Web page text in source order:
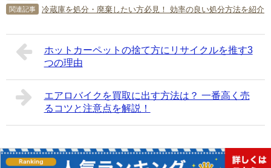
きているかをご紹介していきます。
調理器具の素材が分かれば捨て方も分かってくるでしょ
1-1． 金属
す。
金属は清潔さを保ちやすいですが、さびが出るというデメ
ですから、中古品を嫌う人が多いでしょう。
また、調理器具は安価です。
100円ショップに行けばひと通りそろいます。
また、高価なものであっても「高くて手が出ない」という
ものは、ほんの一部でしょう。
ですから、中古の調理器具はほとんど需要がありません。
例外は、未使用品です。
きな鍋などの調理器具を贈ることも少なくありませんでし
使ったらすぐに洗い、完全に乾かしてからしまいます。
特に、臭いの強いものを使った場合は要注意です。
また、さび防止にサラダ油を少しぬっておくと鉄製品はさ
びにくいでしょう。
竹製のざるの場合は、中に水分が残っているとカビの原因
になります。
また、銅の調理器具はしっかりと洗って磨いておけば、さ
つまり、高価な調理器具はそれだけ管理に手間がかかる可
関連記事 冷蔵庫を処分・廃棄したい方必見！ 効率の良い処分方法を紹介
ホットカーペットの捨て方にリサイクルを推す3
つの理由
エアロバイクを買取に出す方法は？ 一番高く売
るコツと注意点を解説！
Copyright© 簡単片付け情報局 All Rights Reserved.